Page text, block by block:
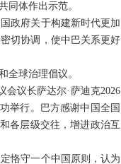
同体作出示范。
政府关于构建新时代更加
切协调，使中巴关系更好
全球治理倡议。
会议长萨达尔·萨迪克2026
举行。巴方感谢中国全国
各层级交往，增进政治互
恪守一个中国原则，认为